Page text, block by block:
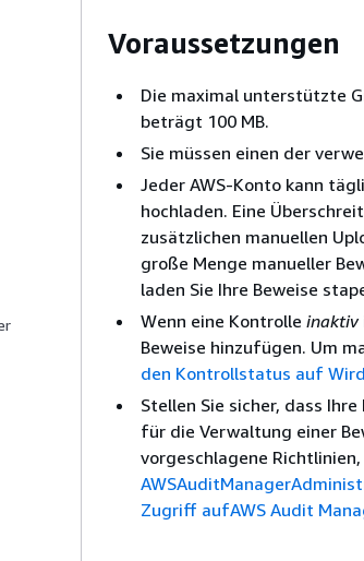
Voraussetzungen
Die maximal unterstützte
beträgt 100 MB.
Sie müssen einen der
Jeder AWS-Konto kann
hochladen. Eine
zusätzlichen manuellen
große Menge manueller
laden Sie Ihre Beweise
Wenn eine Kontrolle inaktiv
Beweise hinzufügen. Um
den Kontrollstatus auf Wird
Stellen Sie sicher, dass
für die Verwaltung einer
vorgeschlagene
Zugriff aufAWS Audit